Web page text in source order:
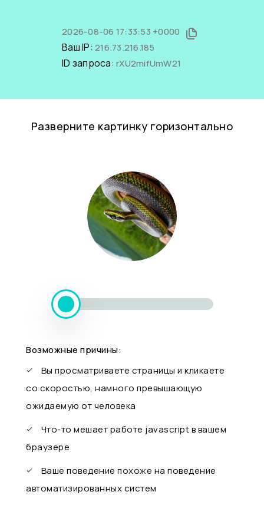
2026-08-06 17:33:53 +0000
Ваш IP: 216.73.216.185
ID запроса: rXU2mifUmW21
Разверните картинку горизонтально
Возможные причины:
Вы просматриваете страницы и кликаете
со скоростью, намного превышающую
ожидаемую от человека
Что-то мешает работе javascript в вашем
браузере
Ваше поведение похоже на поведение
автоматизированных систем